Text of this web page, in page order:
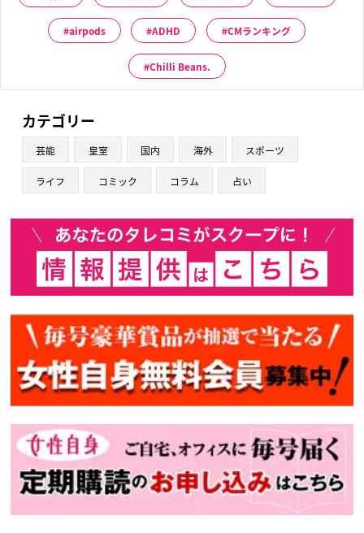
airpods ADHD CMランキング
Chilli Beans.
カテゴリー
芸能 皇室 国内 海外 スポーツ
ライフ コミック コラム 占い